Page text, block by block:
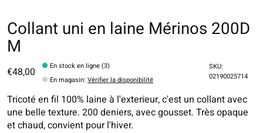
Collant uni en laine Mérinos 200D
M
€48,00
En stock en ligne (3)
En magasin:Vérifier la disponibilité
SKU:
02190025714
Tricoté en fil 100% laine à l'exterieur, c'est un collant avec
une belle texture. 200 deniers, avec gousset. Très opaque
et chaud, convient pour l'hiver.